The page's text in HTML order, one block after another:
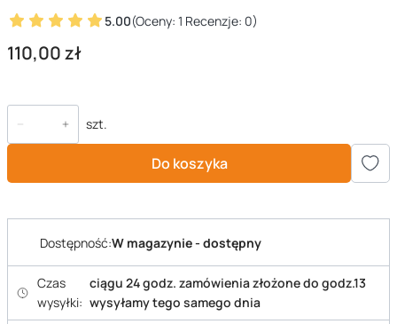
5.00(Oceny: 1 Recenzje: 0)
Cena
110,00 zł
szt.
Do koszyka
Dostępność:W magazynie - dostępny
Czas
wysyłki:
ciągu 24 godz. zamówienia złożone do godz.13
wysyłamy tego samego dnia